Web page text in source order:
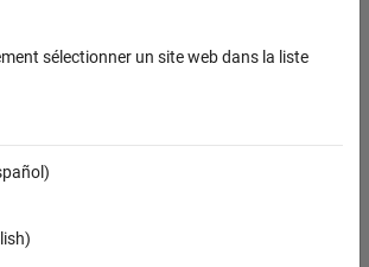
de produits
versions
sélectionner un site web dans la liste